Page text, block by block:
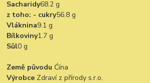
Sacharidy68.2 g
z toho: - cukry56.8 g
Vláknina9.1 g
Bílkoviny1.7 g
Sůl0 g
Země původu Ćína
Výrobce Zdraví z přírody s.r.o.